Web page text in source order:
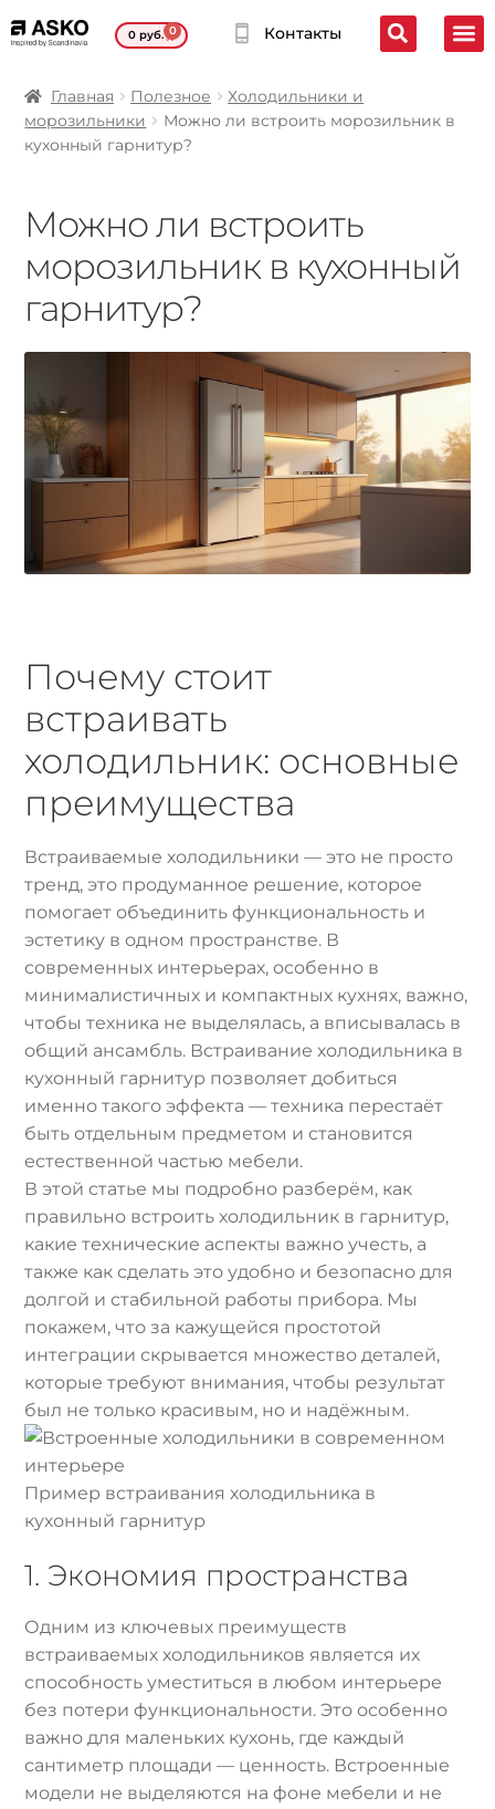
0руб. 0 Контакты
Главная Полезное
Холодильники и
морозильники
Можно ли встроить морозильник в
кухонный гарнитур?
Можно ли встроить
морозильник в кухонный
гарнитур?
Почему стоит
встраивать
холодильник: основные
преимущества
Встраиваемые холодильники — это не просто
тренд, это продуманное решение, которое
помогает объединить функциональность и
эстетику в одном пространстве. В
современных интерьерах, особенно в
минималистичных и компактных кухнях, важно,
чтобы техника не выделялась, а вписывалась в
общий ансамбль. Встраивание холодильника в
кухонный гарнитур позволяет добиться
именно такого эффекта — техника перестаёт
быть отдельным предметом и становится
естественной частью мебели.
В этой статье мы подробно разберём, как
правильно встроить холодильник в гарнитур,
какие технические аспекты важно учесть, а
также как сделать это удобно и безопасно для
долгой и стабильной работы прибора. Мы
покажем, что за кажущейся простотой
интеграции скрывается множество деталей,
которые требуют внимания, чтобы результат
был не только красивым, но и надёжным.
Пример встраивания холодильника в
кухонный гарнитур
1. Экономия пространства
Одним из ключевых преимуществ
встраиваемых холодильников является их
способность уместиться в любом интерьере
без потери функциональности. Это особенно
важно для маленьких кухонь, где каждый
сантиметр площади — ценность. Встроенные
модели не выделяются на фоне мебели и не